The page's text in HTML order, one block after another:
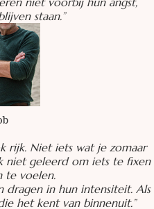
staan.”
rijk. Niet iets wat je zomaar
niet geleerd om iets te fixen
te voelen.
dragen in hun intensiteit. Als
het kent van binnenuit.”